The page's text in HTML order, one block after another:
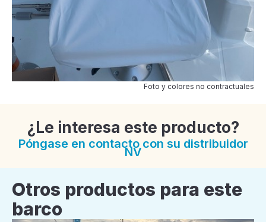
Foto y colores no contractuales
¿Le interesa este producto?
Póngase en contacto con su distribuidor
NV
Otros productos para este
barco